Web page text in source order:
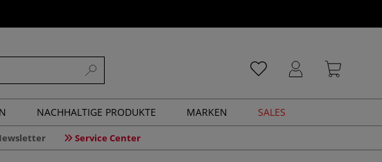
NACHHALTIGE PRODUKTE MARKEN SALES
Service Center